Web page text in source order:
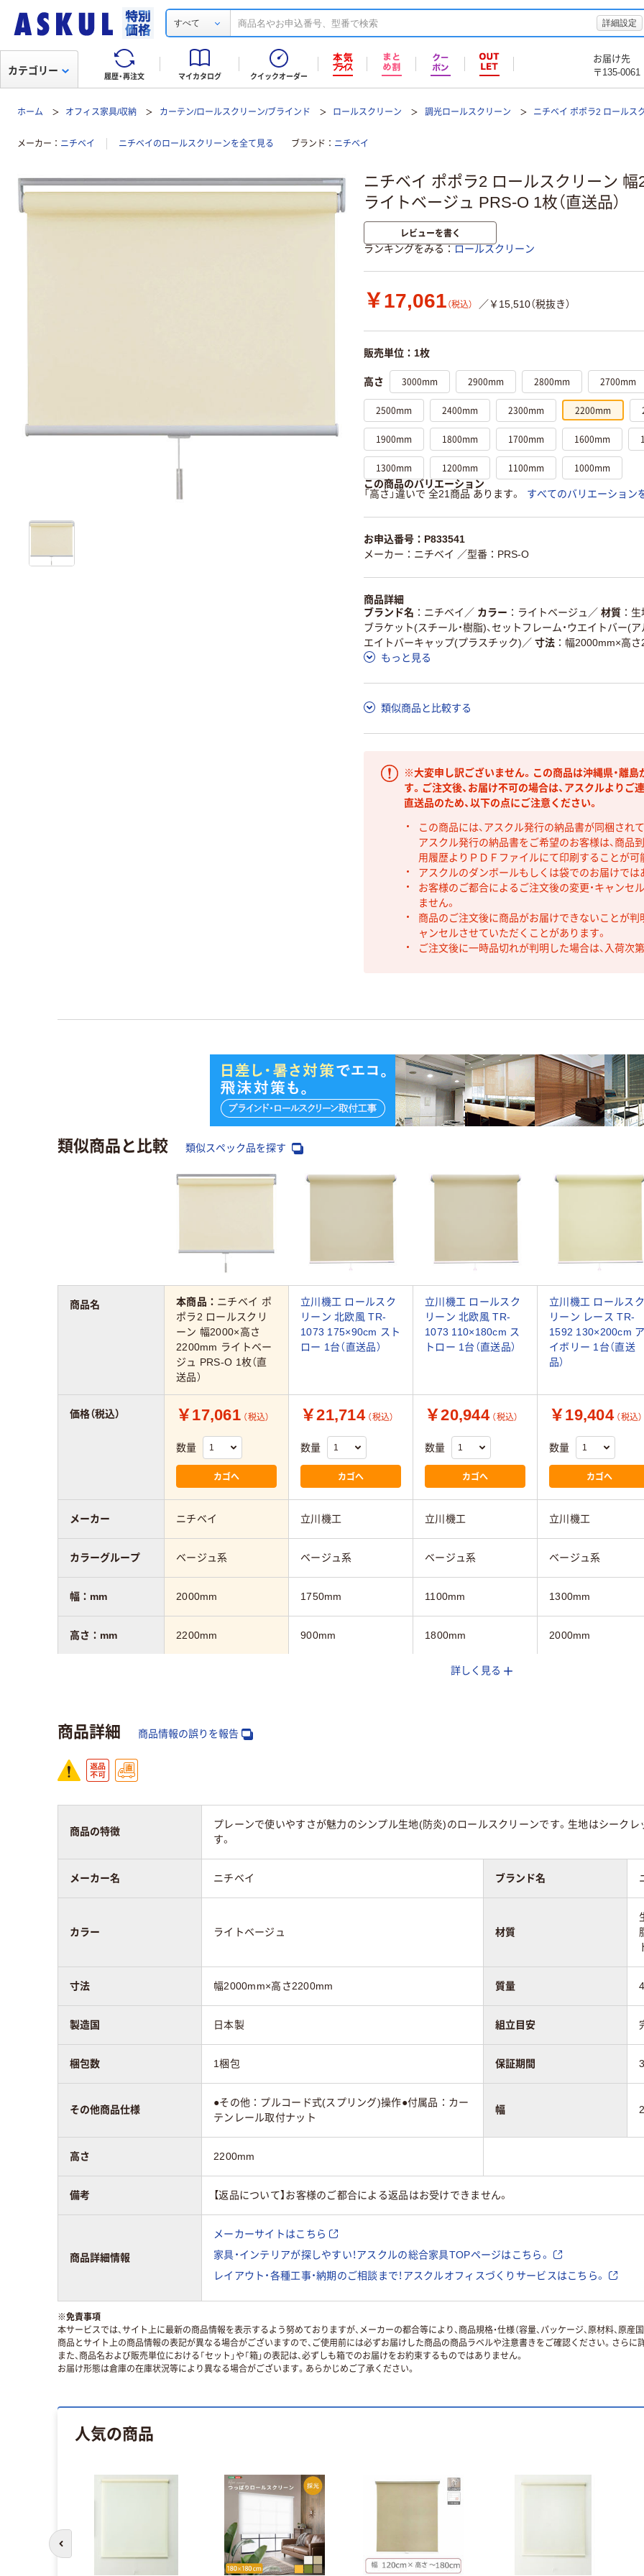
すべて 詳細設定
履歴・再注文 マイカタログ クイックオーダー
お届け先
〒135-0061
カテゴリー
ホーム オフィス家具/収納 カーテン/ロールスクリーン/ブラインド ロールスクリーン 調光ロールスクリーン ニチベイ ポポラ2 ロールス
メーカー ニチベイ ニチベイのロールスクリーンを全て見る ブランド ニチベイ
ニチベイ ポポラ2 ロールスクリーン
ライトベージュ PRS-O 1枚（直送品）
レビューを書く
ランキングをみる ロールスクリーン
￥17,061 （税込） ／￥15,510（税抜き）
販売単位：1枚
高さ 3000mm 2900mm 2800mm 2700mm
2500mm 2400mm 2300mm 2200mm
1900mm 1800mm 1700mm 1600mm
1300mm 1200mm 1100mm 1000mm
この商品のバリエーション
「高さ」違いで 全21商品 あります。
すべてのバリエーション
お申込番号：P833541
メーカー：ニチベイ ／型番：PRS-O
商品詳細
ブランド名
ニチベイ ／ カラー ライトベージュ ／ 材質
生
ブラケット(スチール・樹脂)、セットフレーム・ウエイトバー(
エイトバーキャップ(プラスチック) ／ 寸法
幅2000mm×高
もっと見る
類似商品と比較する
※大変申し訳ございません。この商品は沖縄県・離
す。ご注文後、お届け不可の場合は、アスクルよりご
直送品のため、以下の点にご注意ください。
この商品には、アスクル発行の納品書が同梱され
アスクル発行の納品書をご希望のお客様は、商品
用履歴よりＰＤＦファイルにて印刷することが可
アスクルのダンボールもしくは袋でのお届けでは
お客様のご都合によるご注文後の変更・キャンセ
ません。
商品のご注文後に商品がお届けできないことが判
ャンセルさせていただくことがあります。
ご注文後に一時品切れが判明した場合は、入荷次
類似商品と比較 類似スペック品を探す
本商品： ニチベイ ポ
ポラ2 ロールスクリ
ーン 幅2000×高さ
2200mm ライトベー
ジュ PRS-O 1枚（直
送品）
立川機工 ロールスク
リーン 北欧風 TR-
1073 175×90cm スト
ロー 1台（直送品）
立川機工 ロールスク
リーン 北欧風 TR-
1073 110×180cm ス
トロー 1台（直送品）
立川機工 ロールスク
リーン レース TR-
1592 130×200cm
イボリー 1台（直送
品）
￥17,061 （税込）
数量
カゴへ
￥21,714 （税込）
数量
カゴへ
￥20,944 （税込）
数量
カゴへ
￥19,404 （税込）
数量
カゴへ
ニチベイ 立川機工 立川機工 立川機工
ベージュ系 ベージュ系 ベージュ系 ベージュ系
2000mm 1750mm 1100mm 1300mm
2200mm 900mm 1800mm 2000mm
商品名
価格（税込）
メーカー
カラーグループ
幅：mm
高さ：mm
詳しく見る
商品詳細 商品情報の誤りを報告
商品の特徴
プレーンで使いやすさが魅力のシンプル生地(防炎)のロールスクリーンです。生地はシーク
す。
メーカー名 ニチベイ ブランド名
カラー ライトベージュ 材質
寸法 幅2000mm×高さ2200mm 質量
製造国 日本製 組立目安
梱包数 1梱包 保証期間
その他商品仕様
●その他：プルコード式(スプリング)操作●付属品：カー
テンレール取付ナット
幅
高さ 2200mm
備考 【返品について】お客様のご都合による返品はお受けできません。
商品詳細情報
メーカーサイトはこちら
家具・インテリアが探しやすい！アスクルの総合家具TOPページはこちら。
レイアウト・各種工事・納期のご相談まで！アスクルオフィスづくりサービスはこちら。
※免責事項
本サービスでは、サイト上に最新の商品情報を表示するよう努めておりますが、メーカーの都合等により、商品規格・仕様（容量、パッケージ、原材料、原
商品とサイト上の商品情報の表記が異なる場合がございますので、ご使用前には必ずお届けした商品の商品ラベルや注意書きをご確認ください。さらに
また、商品名および販売単位における「セット」や「箱」の表記は、必ずしも箱でのお届けをお約束するものではありません。
お届け形態は倉庫の在庫状況等により異なる場合がございます。あらかじめご了承ください。
人気の商品